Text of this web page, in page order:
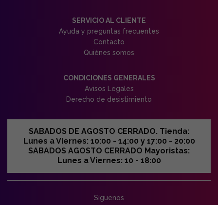
SERVICIO AL CLIENTE
Ayuda y preguntas frecuentes
Contacto
Quiénes somos
CONDICIONES GENERALES
Avisos Legales
Derecho de desistimiento
SABADOS DE AGOSTO CERRADO. Tienda:
Lunes a Viernes: 10:00 - 14:00 y 17:00 - 20:00
SABADOS AGOSTO CERRADO Mayoristas:
Lunes a Viernes: 10 - 18:00
Síguenos